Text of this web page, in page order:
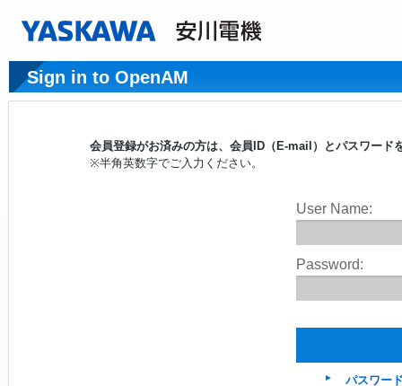
Sign in to OpenAM
会員登録がお済みの方は、会員ID（E-mail）とパスワー
※半角英数字でご入力ください。
User Name:
Password:
パスワー